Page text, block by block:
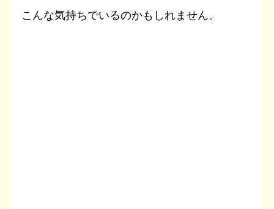
こんな気持ちでいるのかもしれません。